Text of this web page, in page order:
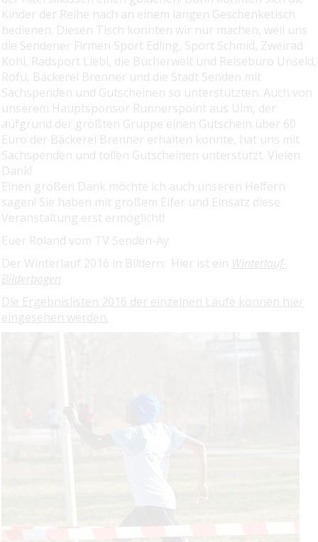
Kinder der Reihe nach an einem langen Geschenketisch
bedienen. Diesen Tisch konnten wir nur machen, weil uns
die Sendener Firmen Sport Edling, Sport Schmid, Zweirad
Kohl, Radsport Liebl, die Bücherwelt und Reisebüro Unseld,
Rofu, Bäckerei Brenner und die Stadt Senden mit
Sachspenden und Gutscheinen so unterstützten. Auch von
unserem Hauptsponsor Runnerspoint aus Ulm, der
aufgrund der größten Gruppe einen Gutschein über 60
Euro der Bäckerei Brenner erhalten konnte, hat uns mit
Sachspenden und tollen Gutscheinen unterstützt. Vielen
Dank!
Einen großen Dank möchte ich auch unseren Helfern
sagen! Sie haben mit großem Eifer und Einsatz diese
Veranstaltung erst ermöglicht!
Euer Roland vom TV Senden-Ay
Der Winterlauf 2016 in Bildern: Hier ist ein Winterlauf-
Bilderbogen
Die Ergebnislisten 2016 der einzelnen Läufe können hier
eingesehen werden.